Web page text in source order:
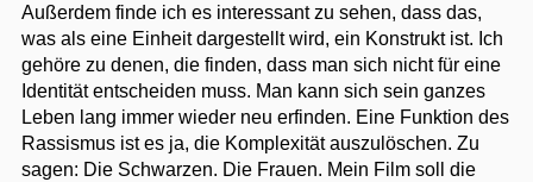
Außerdem finde ich es interessant zu sehen, dass das,
was als eine Einheit dargestellt wird, ein Konstrukt ist. Ich
gehöre zu denen, die finden, dass man sich nicht für eine
Identität entscheiden muss. Man kann sich sein ganzes
Leben lang immer wieder neu erfinden. Eine Funktion des
Rassismus ist es ja, die Komplexität auszulöschen. Zu
sagen: Die Schwarzen. Die Frauen. Mein Film soll die